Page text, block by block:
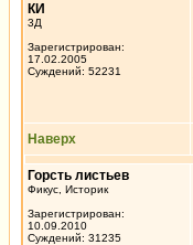
КИ
3Д
Зарегистрирован:
17.02.2005
Суждений: 52231
Наверх
Горсть листьев
Фикус, Историк
Зарегистрирован:
10.09.2010
Суждений: 31235